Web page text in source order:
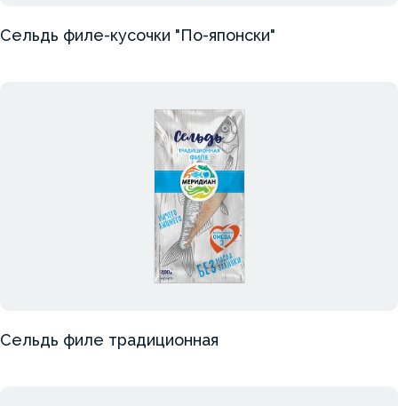
Сельдь филе-кусочки "По-японски"
Сельдь филе традиционная